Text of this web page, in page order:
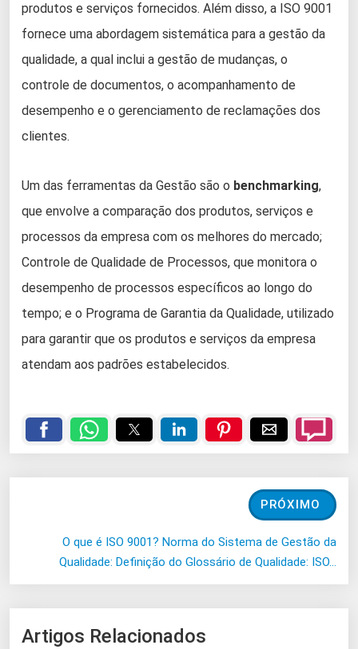
produtos e serviços fornecidos. Além disso, a ISO 9001
fornece uma abordagem sistemática para a gestão da
qualidade, a qual inclui a gestão de mudanças, o
controle de documentos, o acompanhamento de
desempenho e o gerenciamento de reclamações dos
clientes.
Um das ferramentas da Gestão são o benchmarking,
que envolve a comparação dos produtos, serviços e
processos da empresa com os melhores do mercado;
Controle de Qualidade de Processos, que monitora o
desempenho de processos específicos ao longo do
tempo; e o Programa de Garantia da Qualidade, utilizado
para garantir que os produtos e serviços da empresa
atendam aos padrões estabelecidos.
PRÓXIMO
O que é ISO 9001? Norma do Sistema de Gestão da
Qualidade: Definição do Glossário de Qualidade: ISO…
Artigos Relacionados